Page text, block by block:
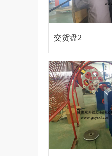
交货盘2